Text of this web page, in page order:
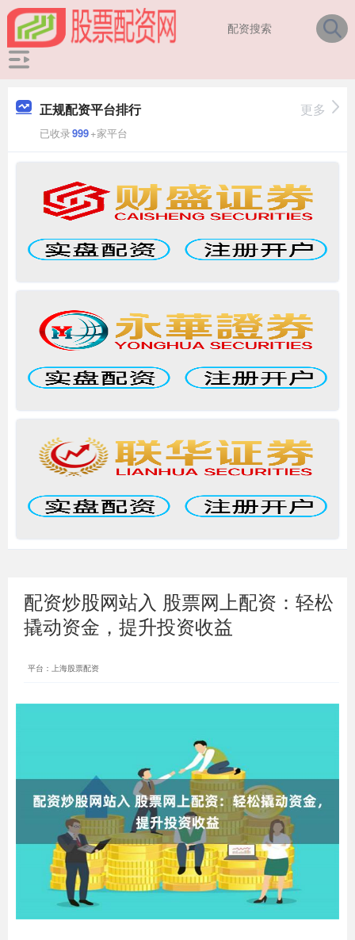
正规配资平台排行
已收录999+家平台
更多
配资炒股网站入 股票网上配资：轻松
撬动资金，提升投资收益
平台：上海股票配资